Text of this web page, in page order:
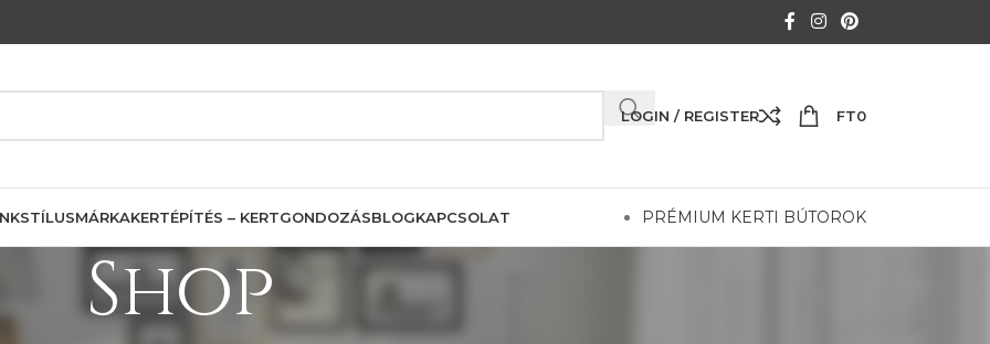
LOGIN / REGISTER FT0
STÍLUSMÁRKAKERTÉPÍTÉS – KERTGONDOZÁSBLOGKAPCSOLAT PRÉMIUM KERTI BÚTOROK
Shop